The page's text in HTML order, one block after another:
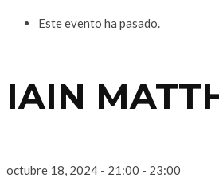
Este evento ha pasado.
IAIN
octubre 18, 2024 - 21:00 - 23:00